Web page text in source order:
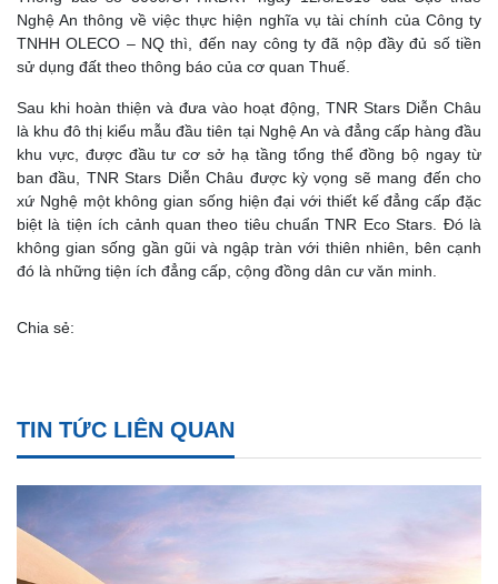
Nghệ An thông về việc thực hiện nghĩa vụ tài chính của Công ty
TNHH OLECO – NQ thì, đến nay công ty đã nộp đầy đủ số tiền
sử dụng đất theo thông báo của cơ quan Thuế.
Sau khi hoàn thiện và đưa vào hoạt động, TNR Stars Diễn Châu
là khu đô thị kiểu mẫu đầu tiên tại Nghệ An và đẳng cấp hàng đầu
khu vực, được đầu tư cơ sở hạ tầng tổng thể đồng bộ ngay từ
ban đầu, TNR Stars Diễn Châu được kỳ vọng sẽ mang đến cho
xứ Nghệ một không gian sống hiện đại với thiết kế đẳng cấp đặc
biệt là tiện ích cảnh quan theo tiêu chuẩn TNR Eco Stars. Đó là
không gian sống gần gũi và ngập tràn với thiên nhiên, bên cạnh
đó là những tiện ích đẳng cấp, cộng đồng dân cư văn minh.
Chia sẻ:
TIN TỨC LIÊN QUAN